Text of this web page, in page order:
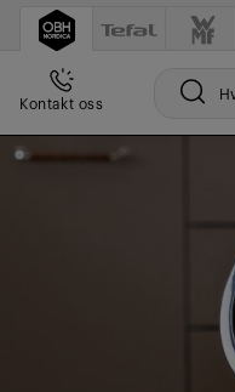
Kontakt oss